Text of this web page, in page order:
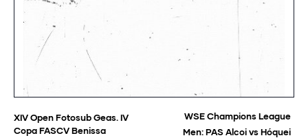
XIV Open Fotosub Geas. IV
Copa FASCV Benissa
WSE Champions League
Men: PAS Alcoi vs Hóquei